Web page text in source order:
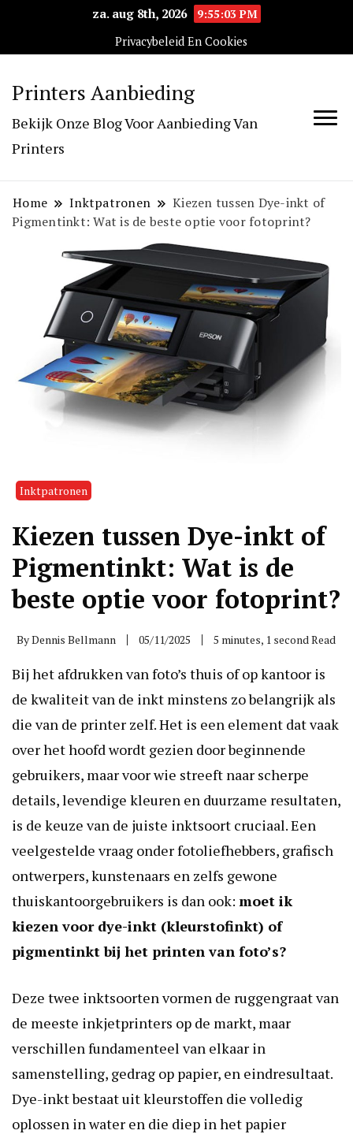
za. aug 8th, 2026
9:55:04 PM
Privacybeleid En Cookies
Printers Aanbieding
Bekijk Onze Blog Voor Aanbieding Van
Printers
Home Inktpatronen
Kiezen tussen Dye-inkt of
Pigmentinkt: Wat is de beste optie voor fotoprint?
Inktpatronen
Kiezen tussen Dye-inkt of
Pigmentinkt: Wat is de
beste optie voor fotoprint?
ByDennis Bellmann 05/11/2025 5 minutes, 1 second Read
Bij het afdrukken van foto’s thuis of op kantoor is
de kwaliteit van de inkt minstens zo belangrijk als
die van de printer zelf. Het is een element dat vaak
over het hoofd wordt gezien door beginnende
gebruikers, maar voor wie streeft naar scherpe
details, levendige kleuren en duurzame resultaten,
is de keuze van de juiste inktsoort cruciaal. Een
veelgestelde vraag onder fotoliefhebbers, grafisch
ontwerpers, kunstenaars en zelfs gewone
thuiskantoorgebruikers is dan ook: moet ik
kiezen voor dye-inkt (kleurstofinkt) of
pigmentinkt bij het printen van foto’s?
Deze twee inktsoorten vormen de ruggengraat van
de meeste inkjetprinters op de markt, maar
verschillen fundamenteel van elkaar in
samenstelling, gedrag op papier, en eindresultaat.
Dye-inkt bestaat uit kleurstoffen die volledig
oplossen in water en die diep in het papier